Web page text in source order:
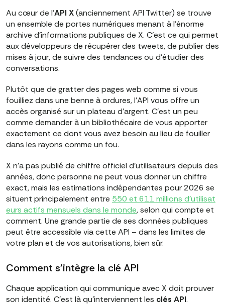
Au cœur de l'API X(anciennement API Twitter) se trouve
un ensemble de portes numériques menant à l'énorme
archive d'informations publiques de X. C'est ce qui permet
aux développeurs de récupérer des tweets, de publier des
mises à jour, de suivre des tendances ou d'étudier des
conversations.
Plutôt que de gratter des pages web comme si vous
fouilliez dans une benne à ordures, l'API vous offre un
accès organisé sur un plateau d'argent. C'est un peu
comme demander à un bibliothécaire de vous apporter
exactement ce dont vous avez besoin au lieu de fouiller
dans les rayons comme un fou.
X n'a pas publié de chiffre officiel d'utilisateurs depuis des
années, donc personne ne peut vous donner un chiffre
exact, mais les estimations indépendantes pour 2026 se
situent principalement entre 550 et 611 millions d'utilisat
eurs actifs mensuels dans le monde, selon qui compte et
comment. Une grande partie de ses données publiques
peut être accessible via cette API – dans les limites de
votre plan et de vos autorisations, bien sûr.
Comment s'intègre la clé API
Chaque application qui communique avec X doit prouver
son identité. C'est là qu'interviennent les clés API.